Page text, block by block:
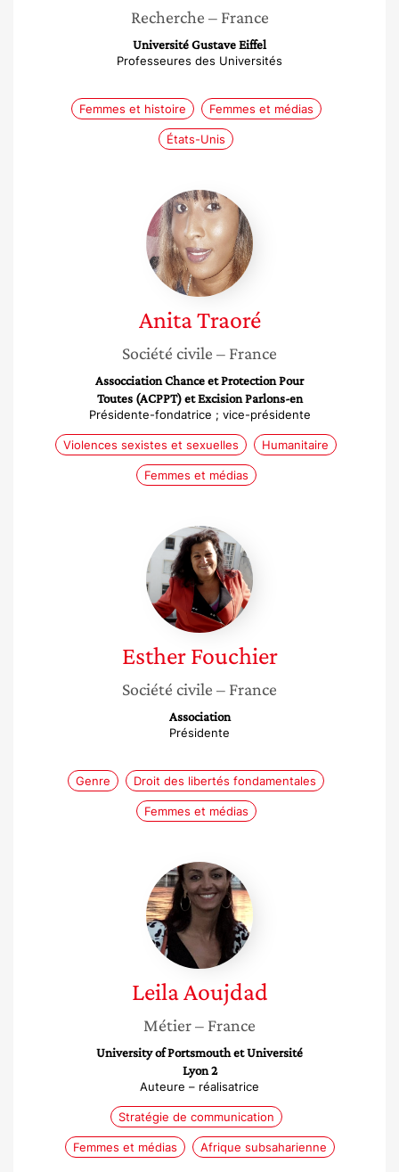
Recherche – France
Université Gustave Eiffel
Professeures des Universités
Femmes et histoire Femmes et médias
États-Unis
Anita
Traoré
AnitaTraoré
Société civile – France
Assocciation Chance et Protection Pour
Toutes (ACPPT) et Excision Parlons-en
Présidente-fondatrice ; vice-présidente
Violences sexistes et sexuelles Humanitaire
Femmes et médias
Esther
Fouchier
Esther Fouchier
Société civile – France
Association
Présidente
Genre Droit des libertés fondamentales
Femmes et médias
Leila
Aoujdad
LeilaAoujdad
Métier– France
University of Portsmouth et Université
Lyon 2
Auteure – réalisatrice
Stratégie de communication
Femmes et médias Afrique subsaharienne